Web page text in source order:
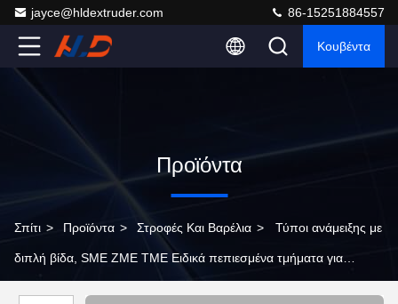
jayce@hldextruder.com 86-15251884557
Κουβέντα
Προϊόντα
Σπίτι > Προϊόντα > Στροφές Και Βαρέλια > Τύποι ανάμειξης με
διπλή βίδα, SME ZME TME Ειδικά πεπιεσμένα τμήματα για